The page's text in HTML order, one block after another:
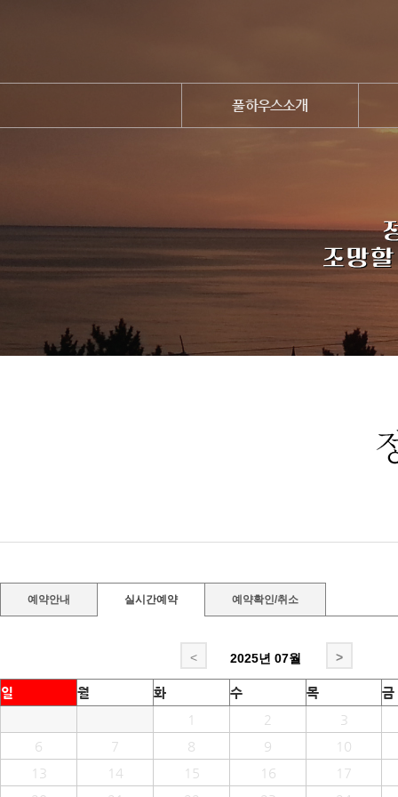
풀하우스소개
예약안내 실시간예약 예약확인/취소
< 2025년 07월 >
일 월 화 수 목
금
1
2
3
6
7 8 9
10
13
14 15 16
17